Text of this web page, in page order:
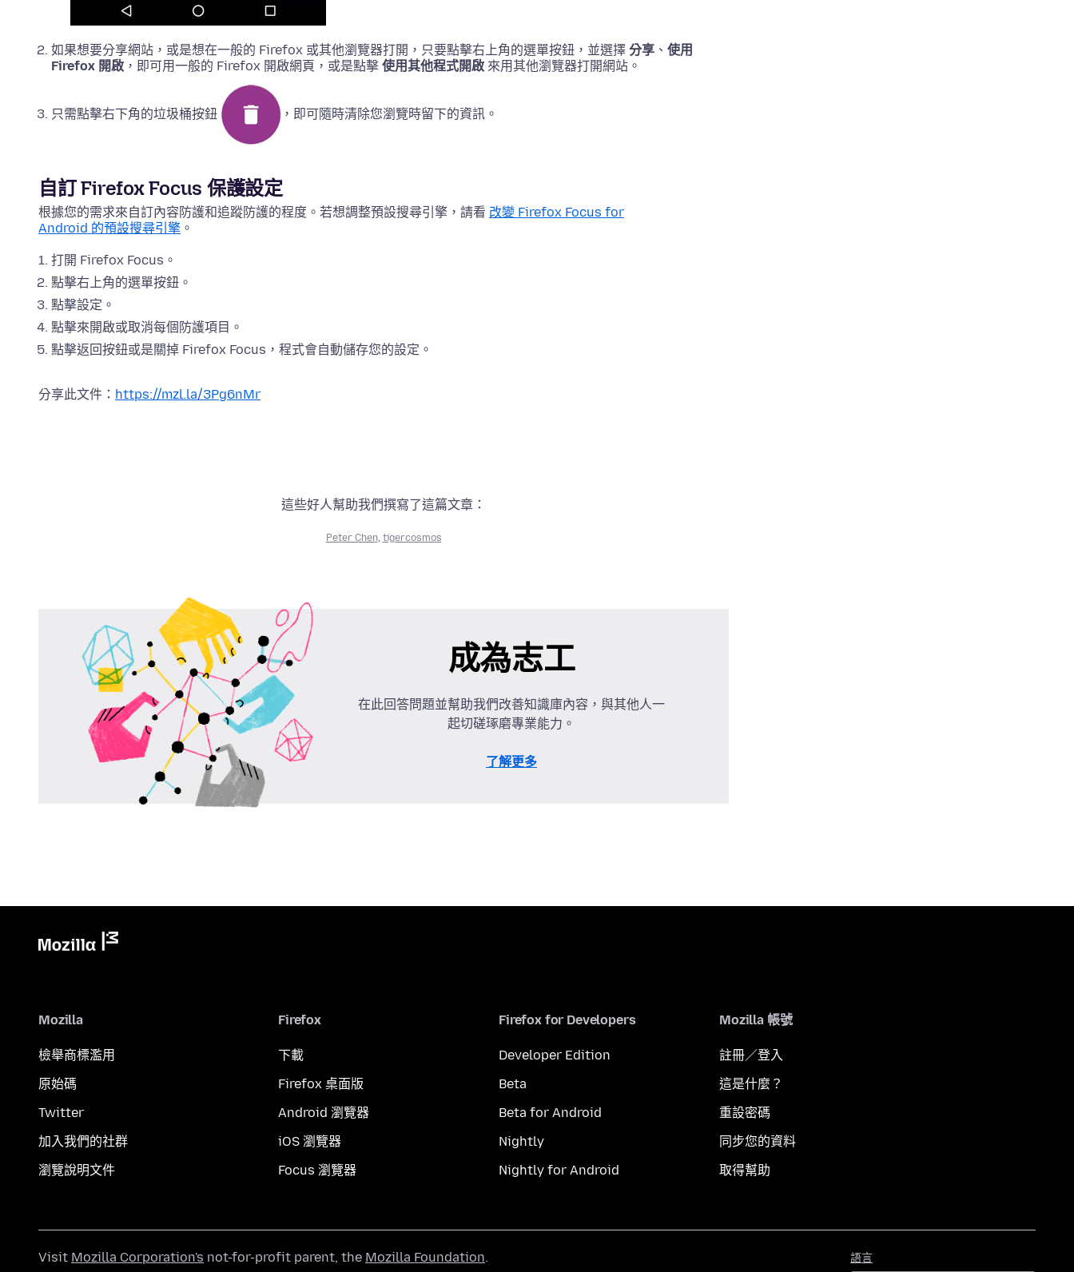
如果想要分享網站，或是想在一般的 Firefox 或其他瀏覽器打開，只要點擊右上角的選單按鈕，並選擇 分享 、 使用
Firefox 開啟 ，即可用一般的 Firefox 開啟網頁，或是點擊 使用其他程式開啟 來用其他瀏覽器打開網站。
只需點擊右下角的垃圾桶按鈕 ，即可隨時清除您瀏覽時留下的資訊。
自訂 Firefox Focus 保護設定
根據您的需求來自訂內容防護和追蹤防護的程度。若想調整預設搜尋引擎，請看 改變 Firefox Focus for
Android 的預設搜尋引擎 。
打開 Firefox Focus。
點擊右上角的選單按鈕。
點擊設定。
點擊來開啟或取消每個防護項目。
點擊返回按鈕或是關掉 Firefox Focus，程式會自動儲存您的設定。
分享此文件： https://mzl.la/3Pg6nMr
這些好人幫助我們撰寫了這篇文章：
Peter Chen, tigercosmos
成為志工
在此回答問題並幫助我們改善知識庫內容，與其他人一
起切磋琢磨專業能力。
了解更多
Mozilla
檢舉商標濫用
原始碼
Twitter
加入我們的社群
瀏覽說明文件
Firefox
下載
Firefox 桌面版
Android 瀏覽器
iOS 瀏覽器
Focus 瀏覽器
Firefox for Developers
Developer Edition
Beta
Beta for Android
Nightly
Nightly for Android
Mozilla 帳號
註冊／登入
這是什麼？
重設密碼
同步您的資料
取得幫助
語言
Visit Mozilla Corporation's not-for-profit parent, the Mozilla Foundation.